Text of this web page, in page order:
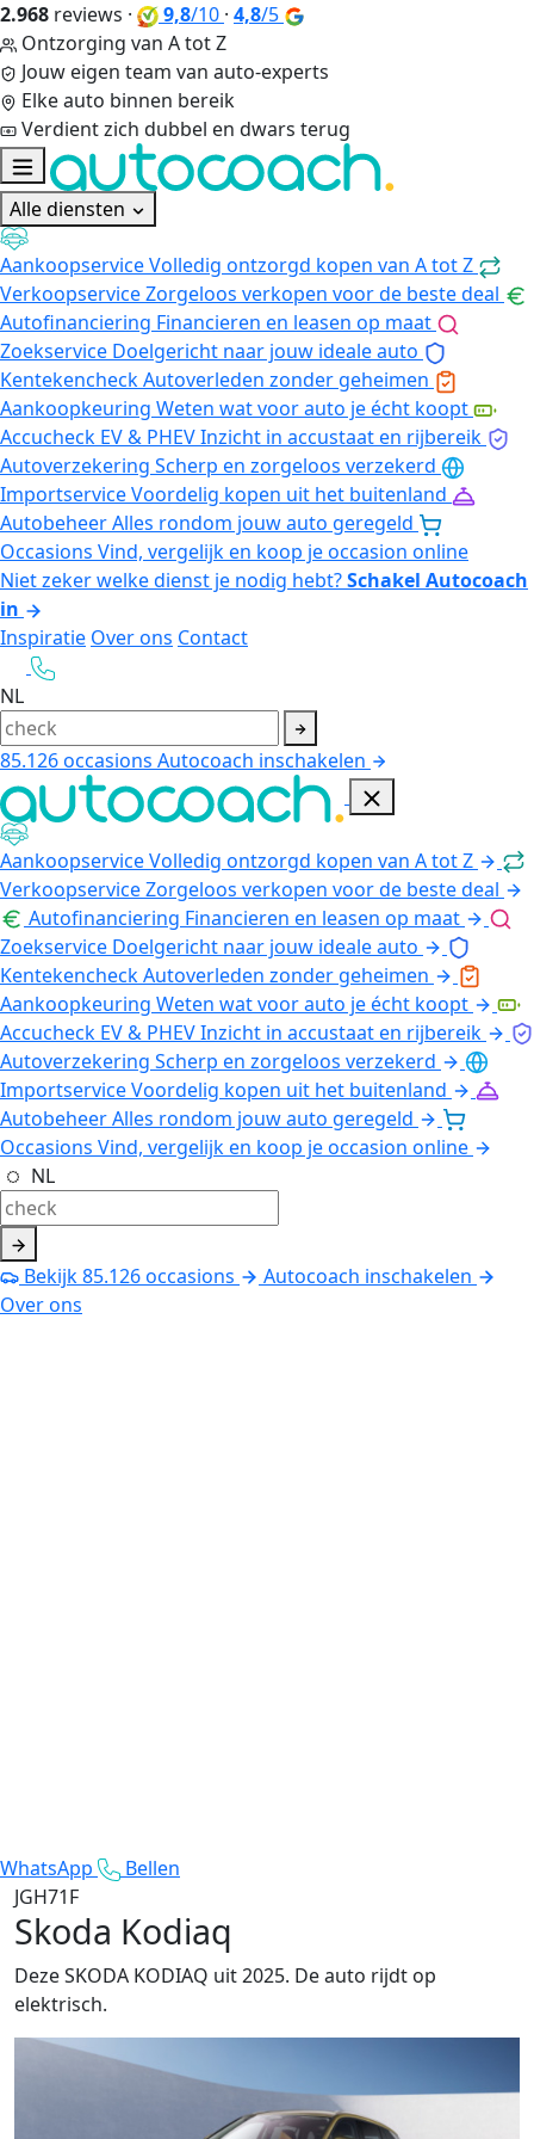
2.968 reviews · 9,8/10 · 4,8/5
Ontzorging van A tot Z
Jouw eigen team van auto-experts
Elke auto binnen bereik
Verdient zich dubbel en dwars terug
Alle diensten
AankoopserviceVolledig ontzorgd kopen van A tot Z
VerkoopserviceZorgeloos verkopen voor de beste deal
Autofinanciering Financieren en leasen op maat
Zoekservice Doelgericht naar jouw ideale auto
KentekencheckAutoverleden zonder geheimen
Aankoopkeuring Weten wat voor auto je écht koopt
Accucheck EV & PHEVInzicht in accustaat en rijbereik
Autoverzekering Scherp en zorgeloos verzekerd
ImportserviceVoordelig kopen uit het buitenland
AutobeheerAlles rondom jouw auto geregeld
Occasions Vind, vergelijk en koop je occasion online
Niet zeker welke dienst je nodig hebt?Schakel Autocoach
in
Inspiratie Over ons Contact
NL
85.126occasions Autocoach inschakelen
AankoopserviceVolledig ontzorgd kopen van A tot Z
VerkoopserviceZorgeloos verkopen voor de beste deal
Autofinanciering Financieren en leasen op maat
Zoekservice Doelgericht naar jouw ideale auto
KentekencheckAutoverleden zonder geheimen
Aankoopkeuring Weten wat voor auto je écht koopt
Accucheck EV & PHEVInzicht in accustaat en rijbereik
Autoverzekering Scherp en zorgeloos verzekerd
ImportserviceVoordelig kopen uit het buitenland
AutobeheerAlles rondom jouw auto geregeld
Occasions Vind, vergelijk en koop je occasion online
NL
Bekijk85.126occasions
Autocoach inschakelen
Over ons
WhatsApp
Bellen
JGH71F
Skoda Kodiaq
Deze SKODA KODIAQ uit 2025. De auto rijdt op
elektrisch.